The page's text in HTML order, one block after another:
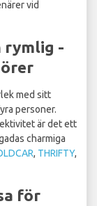
vid
rymlig -
med sitt
personer.
är det ett
charmiga
, THRIFTY,
för